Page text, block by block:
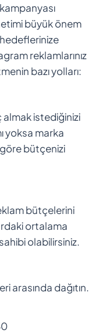
büyük önem
reklamlarınız
bazı yolları:
istediğinizi
yoksa marka
bütçenizi
bütçelerini
ortalama
olabilirsiniz.
arasında dağıtın.